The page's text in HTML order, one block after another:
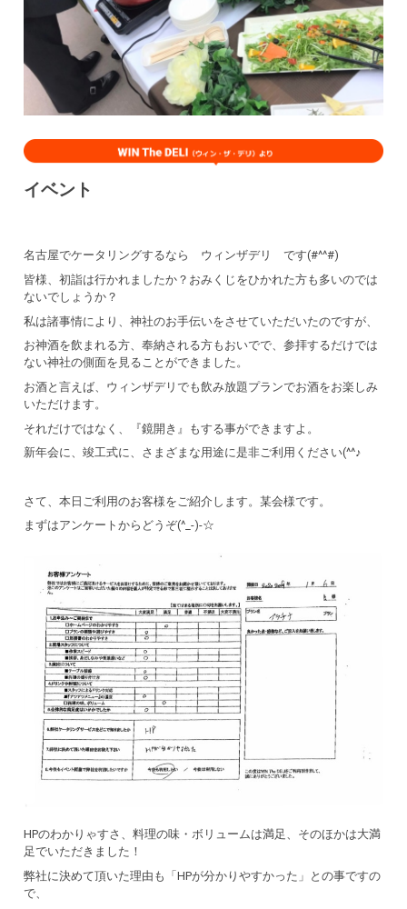
イベント
名古屋でケータリングするなら ウィンザデリ です(#^^#)
皆様、初詣は行かれましたか？おみくじをひかれた方も多いのでは
ないでしょうか？
私は諸事情により、神社のお手伝いをさせていただいたのですが、
お神酒を飲まれる方、奉納される方もおいでで、参拝するだけでは
ない神社の側面を見ることができました。
お酒と言えば、ウィンザデリでも飲み放題プランでお酒をお楽しみ
いただけます。
それだけではなく、『鏡開き』もする事ができますよ。
新年会に、竣工式に、さまざまな用途に是非ご利用ください(^^♪
さて、本日ご利用のお客様をご紹介します。某会様です。
まずはアンケートからどうぞ(^_-)-☆
HPのわかりゃすさ、料理の味・ボリュームは満足、そのほかは大満
足でいただきました！
弊社に決めて頂いた理由も「HPが分かりやすかった」との事ですの
で、